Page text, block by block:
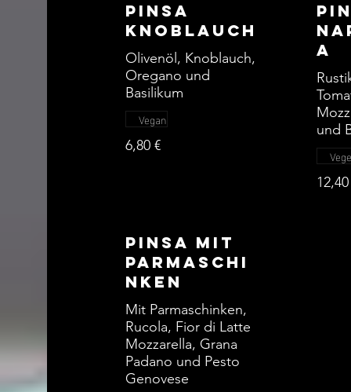
Pinsa
Knoblauch
Olivenöl, Knoblauch,
Oregano und
Basilikum
6,80 €
Vegan
a
und
Pinsa mit
Parmaschi
nken
Mit Parmaschinken,
Rucola, Fior di Latte
Mozzarella, Grana
Padano und Pesto
Genovese